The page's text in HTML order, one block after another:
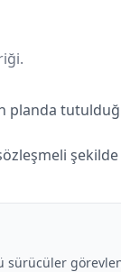
planda
sürücüler